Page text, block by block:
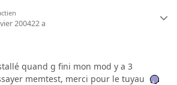
200422 a
quand g fini mon mod y a 3
memtest, merci pour le tuyau